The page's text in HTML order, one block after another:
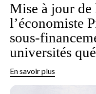
Mise à jour de
l’économiste
sous-
universités
En savoir plus